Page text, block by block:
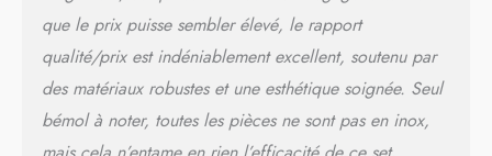
performances et une fiabilité
durables, découvrez un
produit de qualité
supérieure avec un design
robuste, conçu pour durer
TOUS FEUX DONT
INDUCTION : compatible
que le prix puisse sembler élevé, le rapport
qualité/prix est indéniablement excellent, soutenu par
des matériaux robustes et une esthétique soignée. Seul
bémol à noter, toutes les pièces ne sont pas en inox,